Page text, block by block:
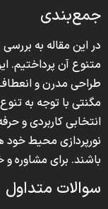
جمع‌بندی
در این مقاله به
متنوع آن پرداختیم.
طراحی مدرن و
مگنتی با توجه به
انتخابی کاربردی و
نورپردازی محیط خود
باشند. برای مشاوره و
سوالات متداول